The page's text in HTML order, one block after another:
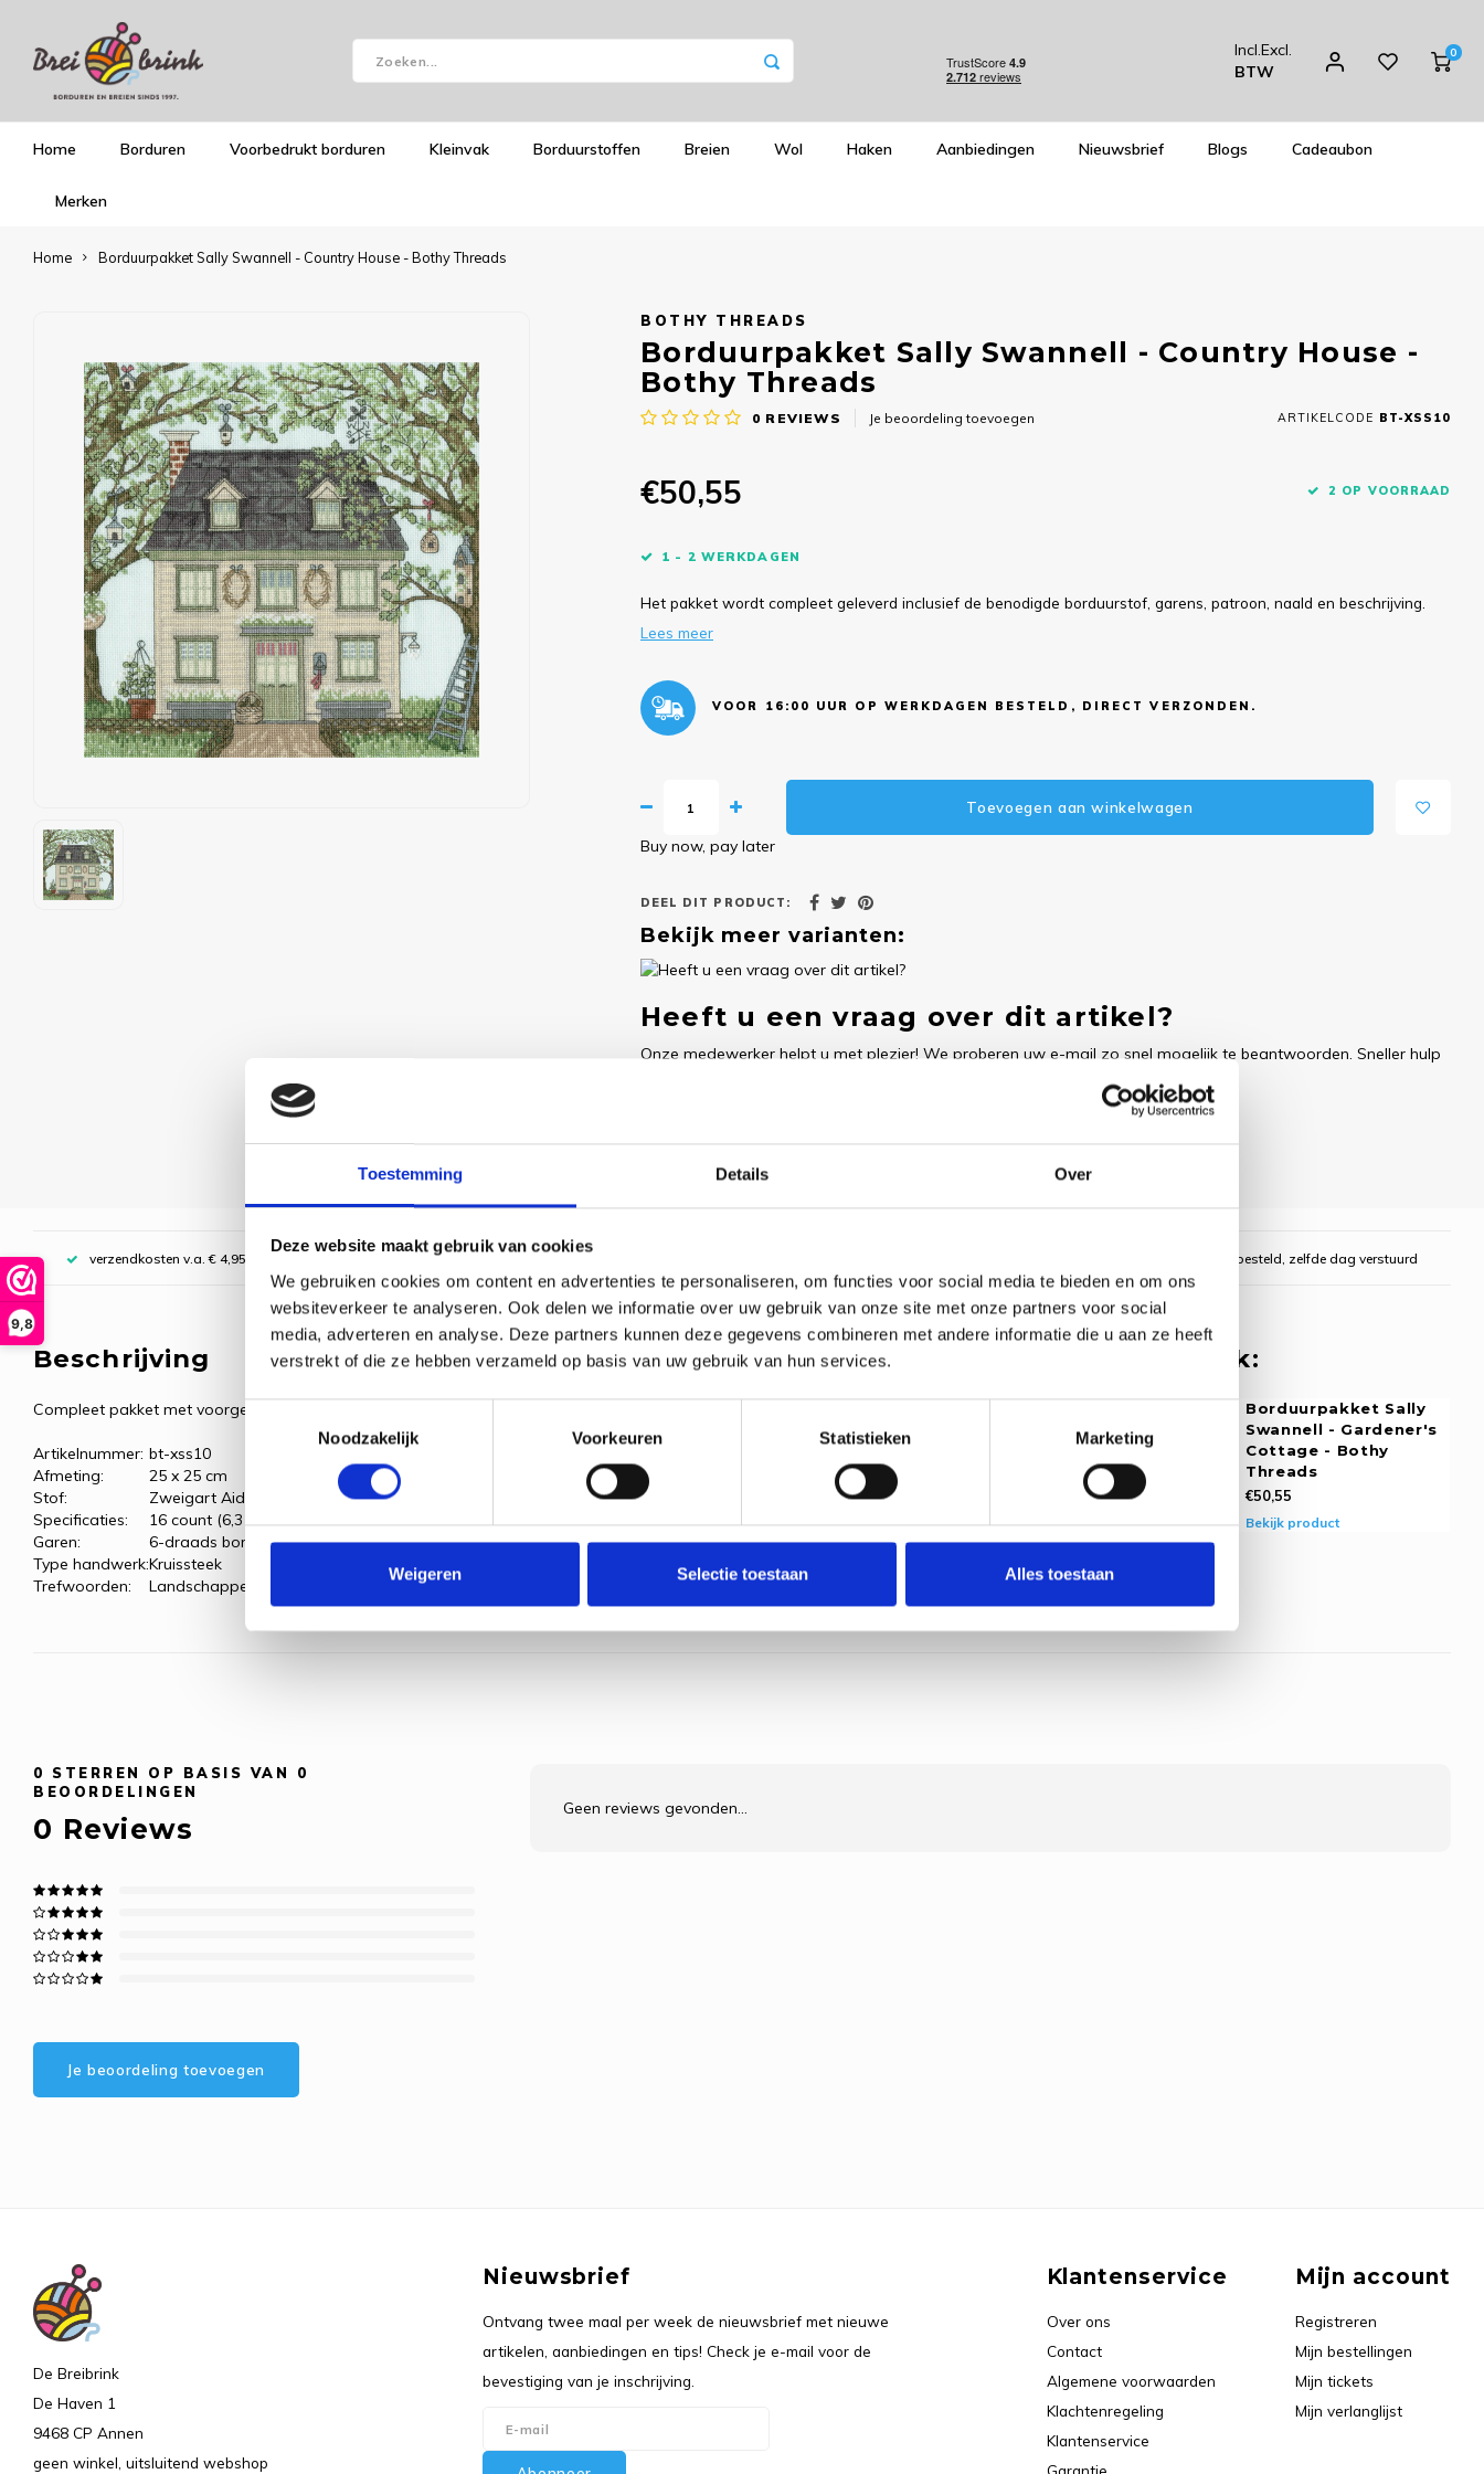
Toestemming Details Over
Deze website maakt gebruik van cookies
We gebruiken cookies om content en advertenties te personaliseren, om functies voor social media te bieden en om ons
websiteverkeer te analyseren. Ook delen we informatie over uw gebruik van onze site met onze partners voor social
media, adverteren en analyse. Deze partners kunnen deze gegevens combineren met andere informatie die u aan ze heeft
verstrekt of die ze hebben verzameld op basis van uw gebruik van hun services.
Toestemmingsselectie
Noodzakelijk
Voorkeuren Statistieken Marketing
Weigeren Selectie toestaan Alles toestaan
9,8
Incl.Excl.
BTW
0
Home Borduren Voorbedrukt borduren Kleinvak Borduurstoffen Breien Wol Haken Aanbiedingen Nieuwsbrief Blogs Cadeaubon
Merken
Home Borduurpakket Sally Swannell - Country House - Bothy Threads
BOTHY THREADS
Borduurpakket Sally Swannell - Country House -
Bothy Threads
0 REVIEWS Je beoordeling toevoegen ARTIKELCODE BT-XSS10
€50,55 2 OP VOORRAAD
1 - 2 WERKDAGEN
Het pakket wordt compleet geleverd inclusief de benodigde borduurstof, garens, patroon, naald en beschrijving.
Lees meer
VOOR 16:00 UUR OP WERKDAGEN BESTELD, DIRECT VERZONDEN.
Toevoegen aan winkelwagen
Buy now, pay later
DEEL DIT PRODUCT:
Bekijk meer varianten:
Heeft u een vraag over dit artikel?
Onze medewerker helpt u met plezier! We proberen uw e-mail zo snel mogelijk te beantwoorden. Sneller hulp
verzendkosten v.a. € 4,95, boven € 70,00 gratis (NL) Voor 16:00 uur besteld, zelfde dag verstuurd
Beschrijving
Compleet pakket met voorgesorteerde borduurgarens.
Artikelnummer: bt-xss10
Afmeting:
25 x 25 cm
Stof:
Zweigart Aida, licht blauw
Specificaties:
16 count (6,3 kr/cm)
Garen:
6-draads borduurgaren
Type handwerk:Kruissteek
Trefwoorden:
Landschappen & huizen
Dit vind je misschien ook leuk:
Swannell - Christmas
Eve - Bothy Threads
Borduurpakket Sally
Swannell - Gardener's
Cottage - Bothy
Threads
€50,55
Bekijk product
0 STERREN OP BASIS VAN 0
BEOORDELINGEN
0 Reviews
Je beoordeling toevoegen
Geen reviews gevonden...
De Breibrink
De Haven 1
9468 CP Annen
geen winkel, uitsluitend webshop
Nieuwsbrief
Ontvang twee maal per week de nieuwsbrief met nieuwe
artikelen, aanbiedingen en tips! Check je e-mail voor de
bevestiging van je inschrijving.
Klantenservice
Over ons
Contact
Algemene voorwaarden
Klachtenregeling
Klantenservice
Mijn account
Registreren
Mijn bestellingen
Mijn tickets
Mijn verlanglijst